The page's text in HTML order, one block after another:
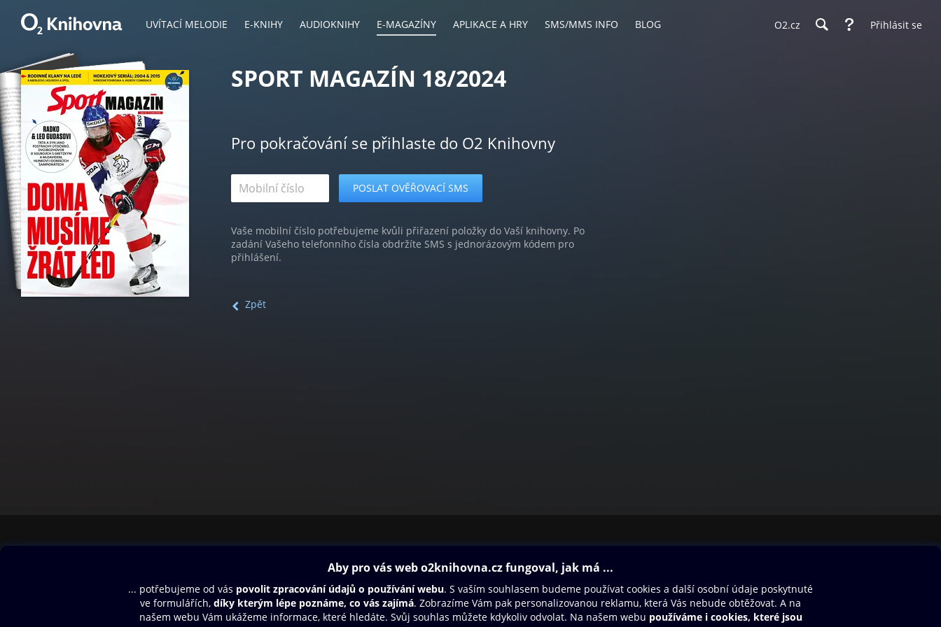
UVÍTACÍ MELODIE E-KNIHY AUDIOKNIHY E-MAGAZÍNY APLIKACE A HRY SMS/MMS INFO BLOG O2.cz Přihlásit se
SPORT MAGAZÍN 18/2024
Pro pokračování se přihlaste do O2 Knihovny
Vaše mobilní číslo potřebujeme kvůli přiřazení položky do Vaší knihovny. Po
zadání Vašeho telefonního čísla obdržíte SMS s jednorázovým kódem pro
přihlášení.
Zpět
Aplikace a hry
SMS/MMS Info
Blog
Dárkový poukaz
Nápověda
Oneplay Originály
Sport